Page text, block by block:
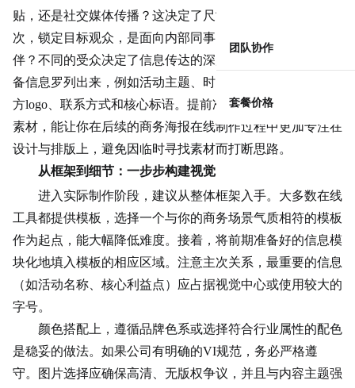
团队协作
套餐价格
贴，还是社交媒体传播？这决定了尺寸和视觉风格倾向。其
次，锁定目标观众，是面向内部同事、潜在客户还是行业
伴 ？不同的受众决定了信息传达的深度和语气。最后，将必
备信息罗列出来，例如活动主题、时间地点、主讲人、主办
方logo、 联系方式和核心标语。提前准备好这些文字和图片
素材，能让你在后续的商务海报在线制作过程中更加专注在
设计与排版上，避免因临时寻找素材而打断思路。
从框架到细节：一步步构建视觉
进入实际制作阶段，建议从整体框架入手。大多数在线
工具都提供模板，选择一个与你的商务场景气质相符的模板
作为起点，能大幅降低难度。接着，将前期准备好的信息模
块化地填入模板的相应区域。注意主次关系，最重要的信息
（如活动名称、核心利益点）应占据视觉中心或使用较大的
字号。
颜色搭配上，遵循品牌色系或选择符合行业属性的配色
是稳妥的做法。如果公司有明确的VI规范，务必严格遵
守。图片选择应确保高清、无版权争议，并且与内容主题强